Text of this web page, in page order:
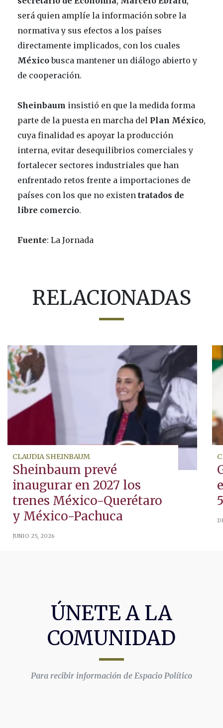
será quien amplíe la información sobre la
normativa y sus efectos a los países
directamente implicados, con los cuales
Méxicobusca mantener un diálogo abierto y
de cooperación.
Sheinbaum insistió en que la medida forma
parte de la puesta en marcha del Plan México,
cuya finalidad es apoyar la producción
interna, evitar desequilibrios comerciales y
fortalecer sectores industriales que han
enfrentado retos frente a importaciones de
países con los que no existen tratados de
libre comercio.
Fuente: La Jornada
RELACIONADAS
CLAUDIA SHEINBAUM
Sheinbaum prevé
inaugurar en 2027 los
trenes México-Querétaro
y México-Pachuca
JUNIO 25, 2026
ÚNETE A LA
COMUNIDAD
Para recibir información de Espacio Político